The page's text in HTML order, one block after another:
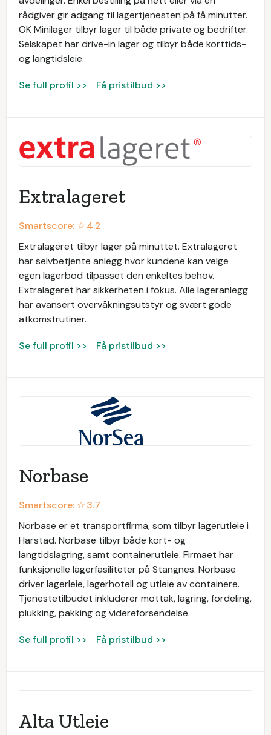
rådgiver gir adgang til lagertjenesten på få minutter.
OK Minilager tilbyr lager til både private og bedrifter.
Selskapet har drive-in lager og tilbyr både korttids-
og langtidsleie.
Se full profil >> Få pristilbud >>
Extralageret
Smartscore: ☆4.2
Extralageret tilbyr lager på minuttet. Extralageret
har selvbetjente anlegg hvor kundene kan velge
egen lagerbod tilpasset den enkeltes behov.
Extralageret har sikkerheten i fokus. Alle lageranlegg
har avansert overvåkningsutstyr og svært gode
atkomstrutiner.
Se full profil >> Få pristilbud >>
Norbase
Smartscore: ☆3.7
Norbase er et transportfirma, som tilbyr lagerutleie i
Harstad. Norbase tilbyr både kort- og
langtidslagring, samt containerutleie. Firmaet har
funksjonelle lagerfasiliteter på Stangnes. Norbase
driver lagerleie, lagerhotell og utleie av containere.
Tjenestetilbudet inkluderer mottak, lagring, fordeling,
plukking, pakking og videreforsendelse.
Se full profil >> Få pristilbud >>
Alta Utleie